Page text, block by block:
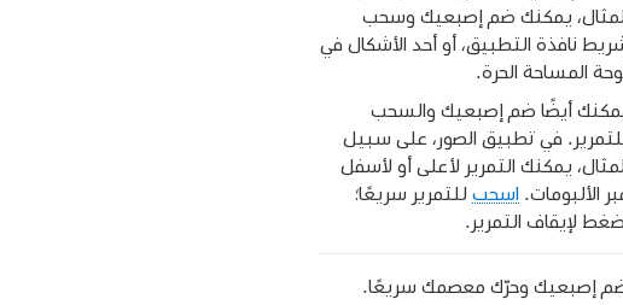
المثال، يمكنك ضم إصبعيك وسحب
نافذة التطبيق، أو أحد الأشكال في
المساحة الحرة.
أيضًا ضم إصبعيك والسحب
في تطبيق الصور، على سبيل
المثال، يمكنك التمرير لأعلى أو لأسفل
الألبومات. اسحب للتمرير سريعًا؛
اضغط لإيقاف التمرير.
إصبعيك وحرّك معصمك سريعًا.